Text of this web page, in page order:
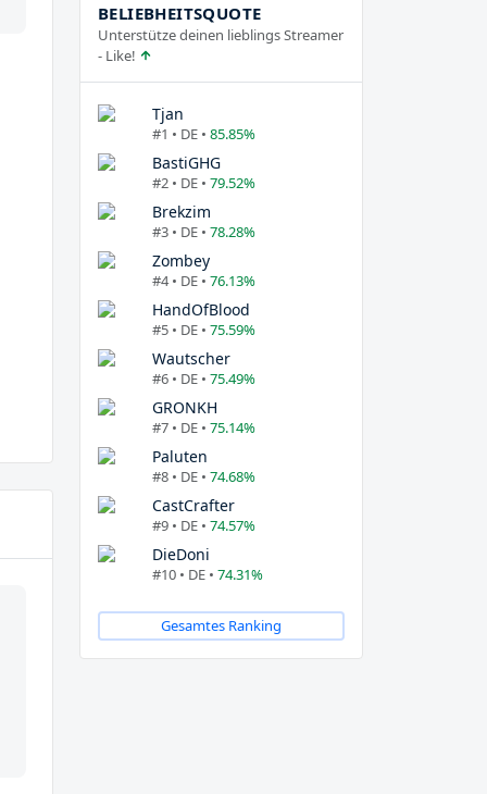
BELIEBHEITSQUOTE
Unterstütze deinen lieblings Streamer
- Like!
Tjan
#1 • DE • 85.85%
BastiGHG
#2 • DE • 79.52%
Brekzim
#3 • DE • 78.28%
Zombey
#4 • DE • 76.13%
HandOfBlood
#5 • DE • 75.59%
Wautscher
#6 • DE • 75.49%
GRONKH
#7 • DE • 75.14%
Paluten
#8 • DE • 74.68%
CastCrafter
#9 • DE • 74.57%
DieDoni
#10 • DE • 74.31%
Gesamtes Ranking